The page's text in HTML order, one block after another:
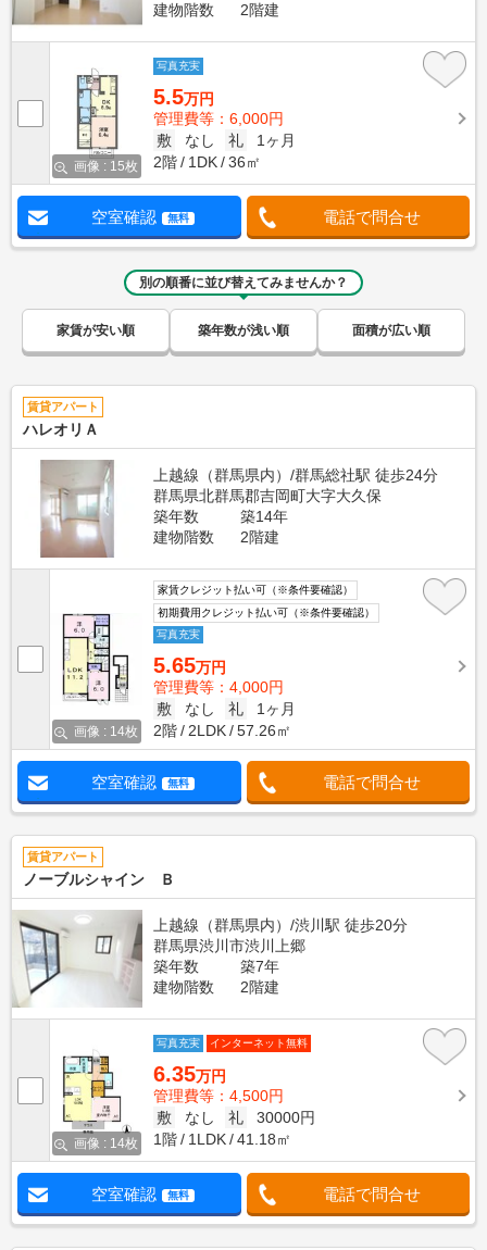
建物階数
2階建
画像 : 15枚
写真充実
5.5万円
管理費等：6,000円
敷
なし 礼
1ヶ月
2階
1DK 36㎡
空室確認 無料 電話で問合せ
別の順番に並び替えてみませんか？
家賃が安い順 築年数が浅い順 面積が広い順
賃貸アパート
ハレオリＡ
上越線（群馬県内）/群馬総社駅 徒歩24分
群馬県北群馬郡吉岡町大字大久保
築年数
築14年
建物階数
2階建
画像 : 14枚
家賃クレジット払い可（※条件要確認）
初期費用クレジット払い可（※条件要確認）
写真充実
5.65万円
管理費等：4,000円
敷
なし 礼
1ヶ月
2階
2LDK 57.26㎡
空室確認 無料 電話で問合せ
賃貸アパート
ノーブルシャイン Ｂ
上越線（群馬県内）/渋川駅 徒歩20分
群馬県渋川市渋川上郷
築年数
築7年
建物階数
2階建
画像 : 14枚
写真充実 インターネット無料
6.35万円
管理費等：4,500円
敷
なし 礼
30000円
1階
1LDK 41.18㎡
空室確認 無料 電話で問合せ